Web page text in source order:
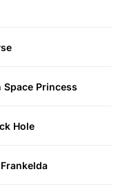
Princess
Hole